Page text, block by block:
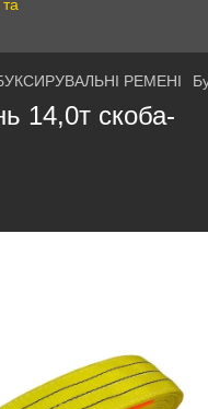
РЕМЕНІ
14,0т скоба-